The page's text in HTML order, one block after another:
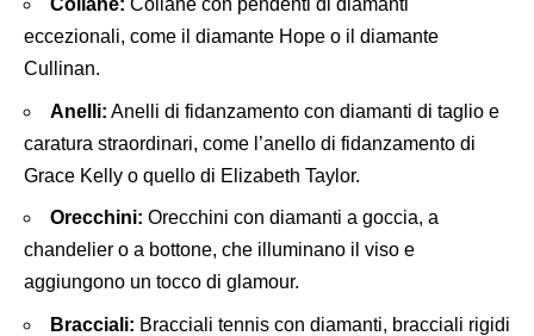
Collane: Collane con pendenti di diamanti
eccezionali, come il diamante Hope o il diamante
Cullinan.
Anelli: Anelli di fidanzamento con diamanti di taglio e
caratura straordinari, come l’anello di fidanzamento di
Grace Kelly o quello di Elizabeth Taylor.
Orecchini: Orecchini con diamanti a goccia, a
chandelier o a bottone, che illuminano il viso e
aggiungono un tocco di glamour.
Bracciali: Bracciali tennis con diamanti, bracciali rigidi